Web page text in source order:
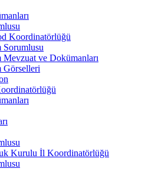
Koordinatörlüğü
ve Dokümanları
Görselleri
Kurulu İl Koordinatörlüğü